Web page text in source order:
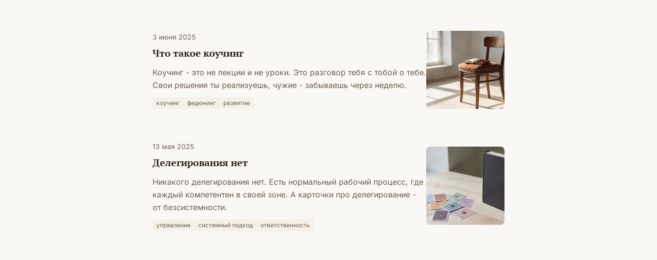
3 июня 2025
Что такое коучинг
Коучинг - это не лекции и не уроки. Это разговор тебя с тобой о тебе.
Свои решения ты реализуешь, чужие - забываешь через неделю.
коучинг федюнинг развитие
13 мая 2025
Делегирования нет
Никакого делегирования нет. Есть нормальный рабочий процесс, где
каждый компетентен в своей зоне. А карточки про делегирование -
от безсистемности.
управление системный подход ответственность